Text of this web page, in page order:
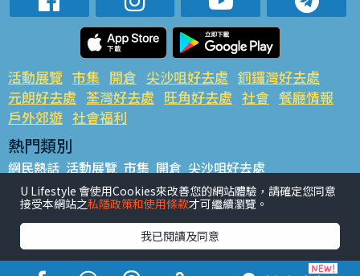
活動展覽 市集 開倉 尖沙咀好去處 銅鑼灣好去處
元朗好去處 荃灣好去處 旺角好去處 社會 餐廳情報
戶外郊遊 社會福利
熱門類別
網民熱話 活動展覽 市集 開倉 尖沙咀好去處
銅鑼灣好去處 元朗好去處 荃灣好去處 旺角好去處 社會
餐廳情報 戶外郊遊
熱門標籤
#UGO搵好去處 #人氣活動推介 #美食社群熱話
U Lifestyle 會使用Cookies來改善您的網站體驗，請確定您同意
接受本網站之私隱政策和使用條款才可繼續瀏覽。
我已閱讀及同意